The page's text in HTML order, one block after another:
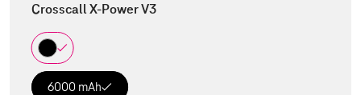
Crosscall X-Power V3
6000 mAh